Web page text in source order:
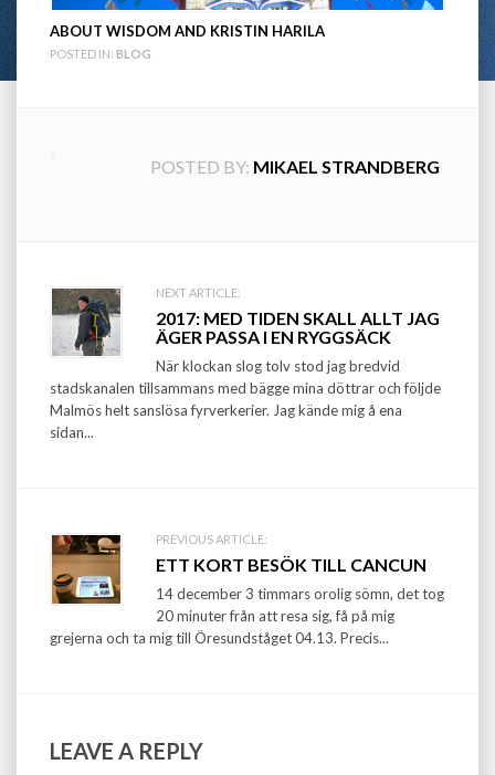
ABOUT WISDOM AND KRISTIN HARILA
POSTED IN: BLOG
POSTED BY: MIKAEL STRANDBERG
Post
navigation
NEXT ARTICLE:
2017: MED TIDEN SKALL ALLT JAG
ÄGER PASSA I EN RYGGSÄCK
När klockan slog tolv stod jag bredvid
stadskanalen tillsammans med bägge mina döttrar och följde
Malmös helt sanslösa fyrverkerier. Jag kände mig å ena
sidan...
PREVIOUS ARTICLE:
ETT KORT BESÖK TILL CANCUN
14 december 3 timmars orolig sömn, det tog
20 minuter från att resa sig, få på mig
grejerna och ta mig till Öresundståget 04.13. Precis...
LEAVE A REPLY